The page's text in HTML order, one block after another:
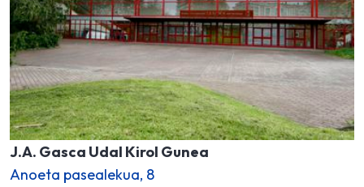
J.A. Gasca Udal Kirol Gunea
Anoeta pasealekua, 8